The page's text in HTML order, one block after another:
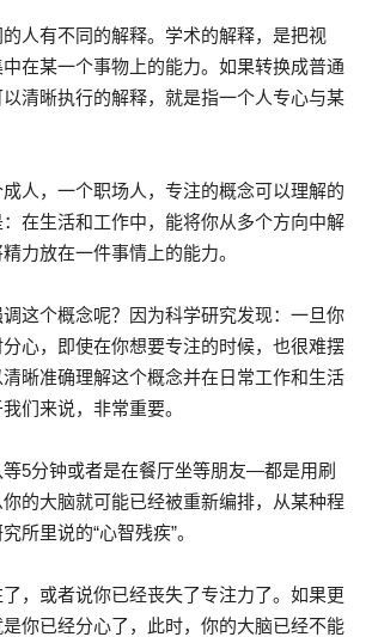
人有不同的解释。学术的解释，是把视
在某一个事物上的能力。如果转换成普通
清晰执行的解释，就是指一个人专心与某
人，一个职场人，专注的概念可以理解的
在生活和工作中，能将你从多个方向中解
力放在一件事情上的能力。
这个概念呢？因为科学研究发现：一旦你
心，即使在你想要专注的时候，也很难摆
晰准确理解这个概念并在日常工作和生活
们来说，非常重要。
等5分钟或者是在餐厅坐等朋友—都是用刷
的大脑就可能已经被重新编排，从某种程
所里说的“心智残疾”。
，或者说你已经丧失了专注力了。如果更
你已经分心了，此时，你的大脑已经不能